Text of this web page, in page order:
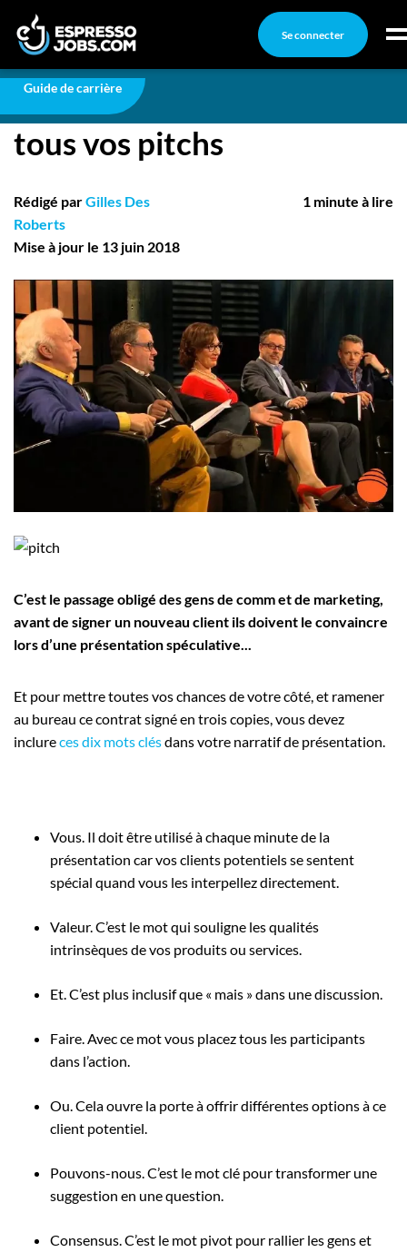
Se connecter
Connexion
Créez un compte
Recherchez un emploi
Compagnies
Ma boîte à outils
Conseils carrière
Nos chroniques
Inscrivez-vous à l'infolettre
Employeurs
Publiez une offre d'emploi
Guide de carrière
Carrière 10 mots clés pour gagner tous vos pitchs
10 mots clés pour gagner
tous vos pitchs
Rédigé parGilles Des
Roberts
Mise à jour le 13 juin 2018
1 minute à lire
C’est le passage obligé des gens de comm et de marketing,
avant de signer un nouveau client ils doivent le convaincre
lors d’une présentation spéculative...
Et pour mettre toutes vos chances de votre côté, et ramener
au bureau ce contrat signé en trois copies, vous devez
inclureces dix mots clésdans votre narratif de présentation.
Vous. Il doit être utilisé à chaque minute de la
présentation car vos clients potentiels se sentent
spécial quand vous les interpellez directement.
Valeur. C’est le mot qui souligne les qualités
intrinsèques de vos produits ou services.
Et. C’est plus inclusif que « mais » dans une discussion.
Faire. Avec ce mot vous placez tous les participants
dans l’action.
Ou. Cela ouvre la porte à offrir différentes options à ce
client potentiel.
Pouvons-nous. C’est le mot clé pour transformer une
suggestion en une question.
Consensus. C’est le mot pivot pour rallier les gens et